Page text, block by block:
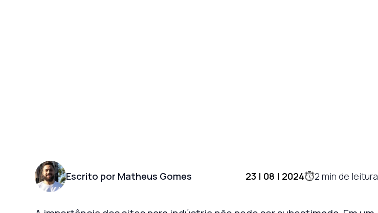
Escrito por Matheus Gomes 23 | 08 | 2024 2 min de leitura